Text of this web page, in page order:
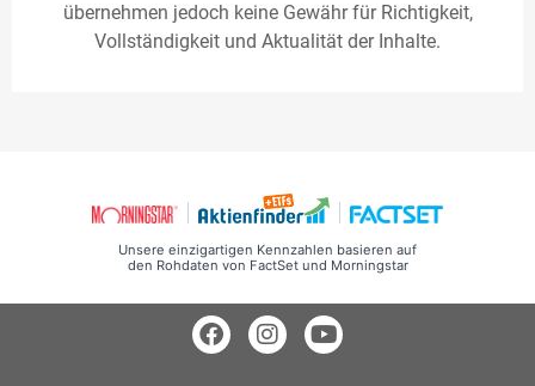
übernehmen jedoch keine Gewähr für Richtigkeit,
Vollständigkeit und Aktualität der Inhalte.
Unsere einzigartigen Kennzahlen basieren auf
den Rohdaten von FactSet und Morningstar